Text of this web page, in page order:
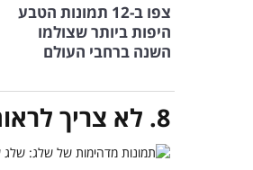
צפו ב-12 תמונות הטבע
היפות ביותר שצולמו
השנה ברחבי העולם
8. לא צריך לראות תחזית כדי להבין עד כמה חזקה הרוח בחוץ